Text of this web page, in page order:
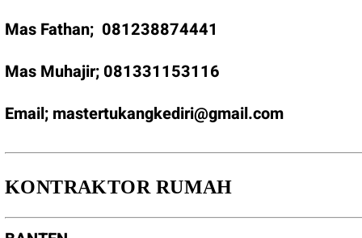
Mas Fathan; 081238874441
Mas Muhajir; 081331153116
Email; mastertukangkediri@gmail.com
KONTRAKTOR RUMAH